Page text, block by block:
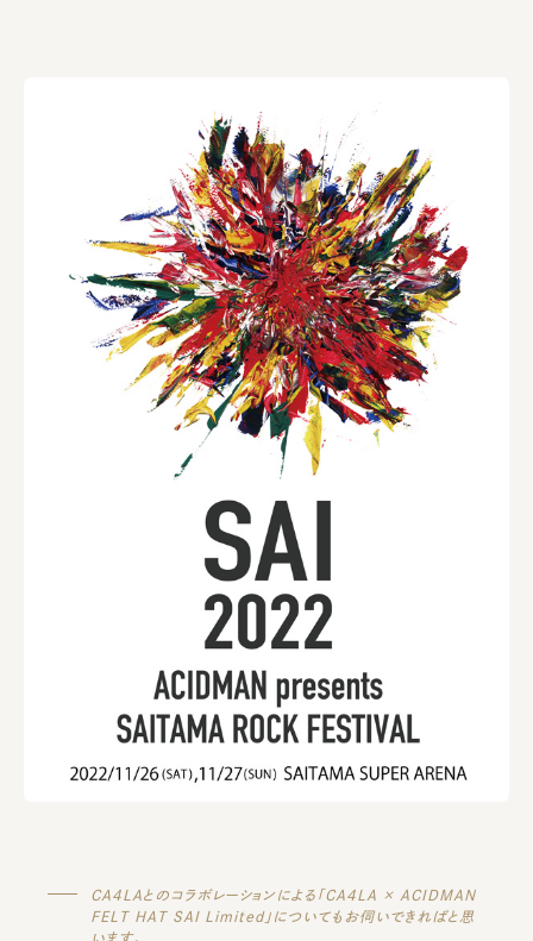
CA4LAとのコラボレーションによる「CA4LA × ACIDMAN
FELT HAT SAI Limited」についてもお伺いできればと思
います。